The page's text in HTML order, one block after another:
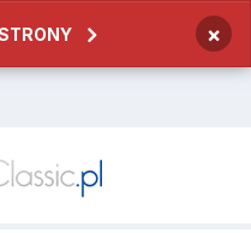
×